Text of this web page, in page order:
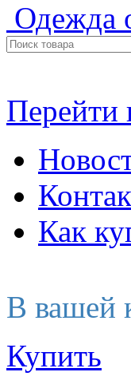
Одежда
Перейти
Как
В вашей
Купить